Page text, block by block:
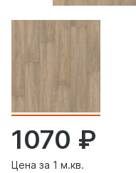
1070
Цена за 1 м.кв.